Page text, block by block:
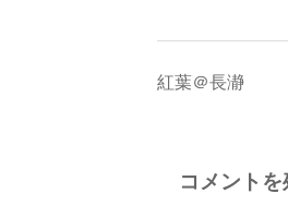
投
ナ
紅葉＠長瀞
コメント